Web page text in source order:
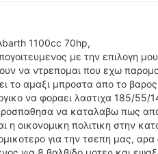
1100cc 70hp,
με την επιλογη
να ντρεπομαι που εχω
το αμαξι μπροστα απο το
να φοραει λαστιχα 185/
να καταλαβω πως
η οικονομικη πολιτικη στην
για την τσεπη μας,